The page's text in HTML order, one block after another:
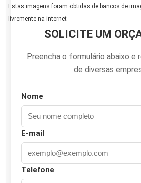
Estas imagens foram obtidas de bancos de
livremente na internet
SOLICITE UM
Preencha o formulário abaixo
de diversas
Nome
E-mail
Telefone